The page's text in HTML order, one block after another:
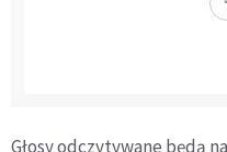
Głosy odczytywane będą